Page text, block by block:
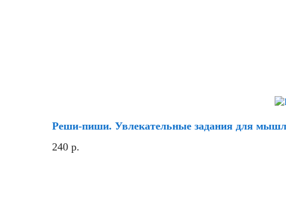
Реши-пиши. Увлекательные задания для
240 р.